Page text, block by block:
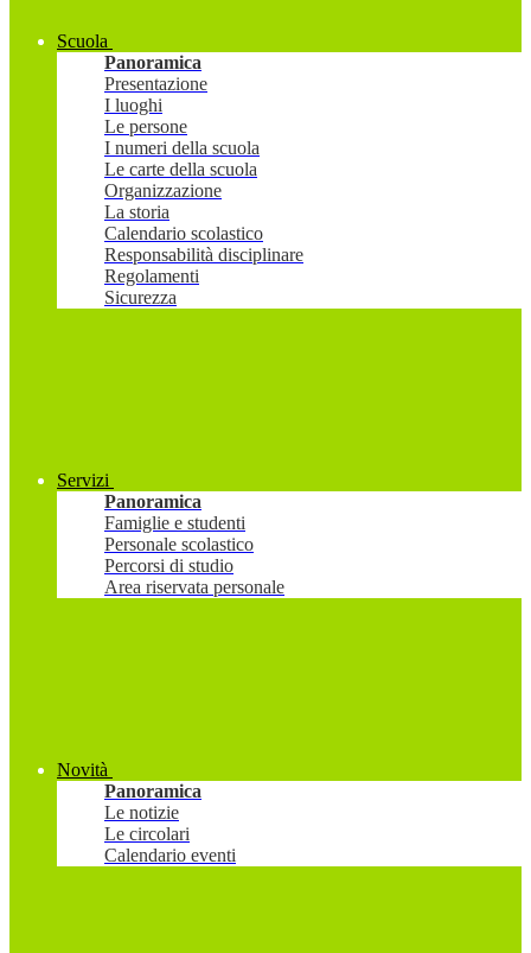
Scuola
Panoramica
Presentazione
I luoghi
Le persone
I numeri della scuola
Le carte della scuola
Organizzazione
La storia
Calendario scolastico
Responsabilità disciplinare
Regolamenti
Sicurezza
Servizi
Panoramica
Famiglie e studenti
Personale scolastico
Percorsi di studio
Area riservata personale
Novità
Panoramica
Le notizie
Le circolari
Calendario eventi